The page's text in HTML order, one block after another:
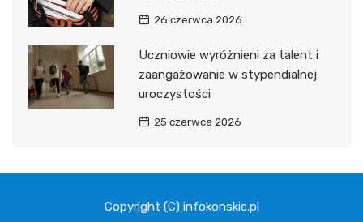
26 czerwca 2026
Uczniowie wyróżnieni za talent i
zaangażowanie w stypendialnej
uroczystości
25 czerwca 2026
Copyright (C) infokonskie.pl